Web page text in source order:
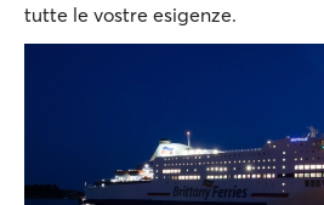
tutte le vostre esigenze.